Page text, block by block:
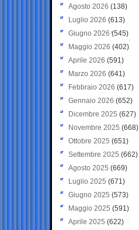
Agosto 2026 (138)
Luglio 2026 (613)
Giugno 2026 (545)
Maggio 2026 (402)
Aprile 2026 (591)
Marzo 2026 (641)
Febbraio 2026 (617)
Gennaio 2026 (652)
Dicembre 2025 (627)
Novembre 2025 (668)
Ottobre 2025 (651)
Settembre 2025 (662)
Agosto 2025 (669)
Luglio 2025 (671)
Giugno 2025 (573)
Maggio 2025 (591)
Aprile 2025 (622)